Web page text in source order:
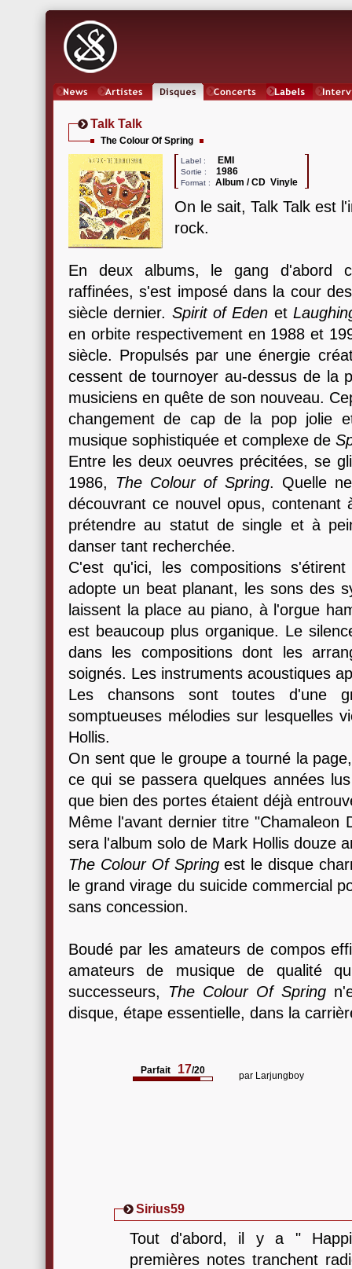
Talk Talk
The Colour Of Spring
Label : EMI
Sortie : 1986
Format : Album / CD Vinyle
On le sait, Talk Talk est
rock.
En deux albums, le gang d'abord
raffinées, s'est imposé dans la cour
siècle dernier. Spirit of Eden et
en orbite respectivement en 1988 et
siècle. Propulsés par une énergie
cessent de tournoyer au-dessus de la
musiciens en quête de son nouveau.
changement de cap de la pop jolie
musique sophistiquée et complexe de
Entre les deux oeuvres précitées, se
1986, The Colour of Spring. Quelle
découvrant ce nouvel opus,
prétendre au statut de single et à
danser tant recherchée.
C'est qu'ici, les compositions
adopte un beat planant, les sons des
laissent la place au piano, à l'orgue
est beaucoup plus organique. Le
dans les compositions dont les
soignés. Les instruments acoustiques
Les chansons sont toutes d'une
somptueuses mélodies sur lesquelles
Hollis.
On sent que le groupe a tourné la
ce qui se passera quelques années
que bien des portes étaient déjà
Même l'avant dernier titre "Chamaleon
sera l'album solo de Mark Hollis douze
The Colour Of Springest le disque
le grand virage du suicide commercial
sans concession.
Boudé par les amateurs de compos
amateurs de musique de qualité
successeurs, The Colour Of Spring
disque, étape essentielle, dans la
Parfait 17/20 par Larjungboy
Sirius59
Tout d'abord, il y a "
premières notes tranchent